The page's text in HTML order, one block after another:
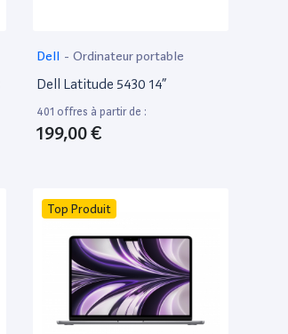
Dell - Ordinateur portable
Dell Latitude 5430 14”
401 offres à partir de :
199,00 €
Top Produit